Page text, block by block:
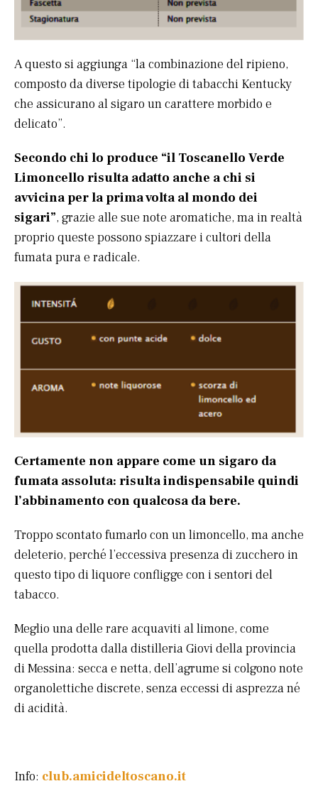
A questo si aggiunga “la combinazione del ripieno,
composto da diverse tipologie di tabacchi Kentucky
che assicurano al sigaro un carattere morbido e
delicato”.
Secondo chi lo produce “il Toscanello Verde
Limoncello risulta adatto anche a chi si
avvicina per la prima volta al mondo dei
sigari”, grazie alle sue note aromatiche, ma in realtà
proprio queste possono spiazzare i cultori della
fumata pura e radicale.
Certamente non appare come un sigaro da
fumata assoluta: risulta indispensabile quindi
l’abbinamento con qualcosa da bere.
Troppo scontato fumarlo con un limoncello, ma anche
deleterio, perché l’eccessiva presenza di zucchero in
questo tipo di liquore confligge con i sentori del
tabacco.
Meglio una delle rare acquaviti al limone, come
quella prodotta dalla distilleria Giovi della provincia
di Messina: secca e netta, dell’agrume si colgono note
organolettiche discrete, senza eccessi di asprezza né
di acidità.
Info: club.amicideltoscano.it